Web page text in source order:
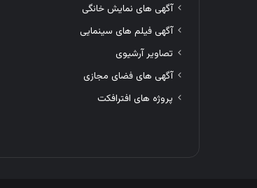
آگهی های نمایش خانگی
آگهی فیلم های سینمایی
تصاویر آرشیوی
آگهی های فضای مجازی
پروژه های افترافکت